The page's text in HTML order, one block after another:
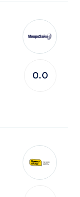
0.0